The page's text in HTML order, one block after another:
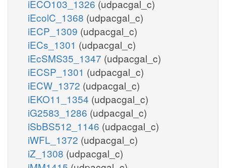
iECO103_1326 (udpacgal_c)
iEcolC_1368 (udpacgal_c)
iECP_1309 (udpacgal_c)
iECs_1301 (udpacgal_c)
iEcSMS35_1347 (udpacgal_c)
iECSP_1301 (udpacgal_c)
iECW_1372 (udpacgal_c)
iEKO11_1354 (udpacgal_c)
iG2583_1286 (udpacgal_c)
iSbBS512_1146 (udpacgal_c)
iWFL_1372 (udpacgal_c)
iZ_1308 (udpacgal_c)